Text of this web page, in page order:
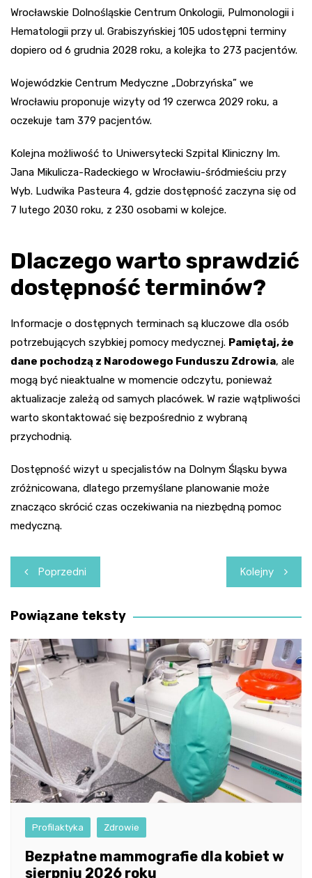
Wrocławskie Dolnośląskie Centrum Onkologii, Pulmonologii i
Hematologii przy ul. Grabiszyńskiej 105 udostępni terminy
dopiero od 6 grudnia 2028 roku, a kolejka to 273 pacjentów.
Wojewódzkie Centrum Medyczne „Dobrzyńska” we
Wrocławiu proponuje wizyty od 19 czerwca 2029 roku, a
oczekuje tam 379 pacjentów.
Kolejna możliwość to Uniwersytecki Szpital Kliniczny Im.
Jana Mikulicza-Radeckiego w Wrocławiu-śródmieściu przy
Wyb. Ludwika Pasteura 4, gdzie dostępność zaczyna się od
7 lutego 2030 roku, z 230 osobami w kolejce.
Dlaczego warto sprawdzić
dostępność terminów?
Informacje o dostępnych terminach są kluczowe dla osób
potrzebujących szybkiej pomocy medycznej. Pamiętaj, że
dane pochodzą z Narodowego Funduszu Zdrowia, ale
mogą być nieaktualne w momencie odczytu, ponieważ
aktualizacje zależą od samych placówek. W razie wątpliwości
warto skontaktować się bezpośrednio z wybraną
przychodnią.
Dostępność wizyt u specjalistów na Dolnym Śląsku bywa
zróżnicowana, dlatego przemyślane planowanie może
znacząco skrócić czas oczekiwania na niezbędną pomoc
medyczną.
Nawigacja
wpisu
Poprzedni Kolejny
Powiązane teksty
Profilaktyka Zdrowie
Bezpłatne mammografie dla kobiet w
sierpniu 2026 roku